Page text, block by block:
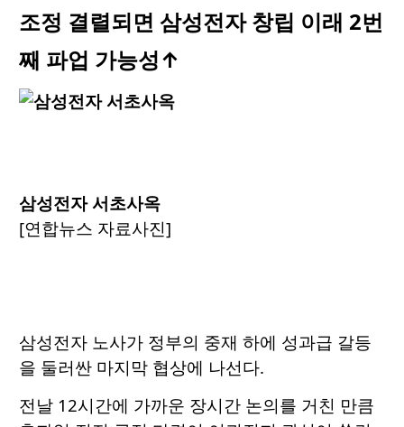
조정 결렬되면 삼성전자 창립 이래 2번
째 파업 가능성↑
삼성전자 서초사옥
[연합뉴스 자료사진]
삼성전자 노사가 정부의 중재 하에 성과급 갈등
을 둘러싼 마지막 협상에 나선다.
전날 12시간에 가까운 장시간 논의를 거친 만큼